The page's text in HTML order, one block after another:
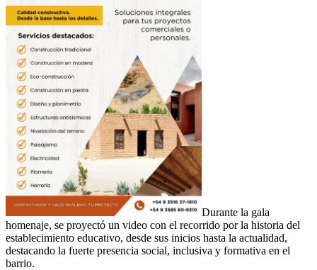
Durante la gala
homenaje, se proyectó un video con el recorrido por la historia del
establecimiento educativo, desde sus inicios hasta la actualidad,
destacando la fuerte presencia social, inclusiva y formativa en el
barrio.